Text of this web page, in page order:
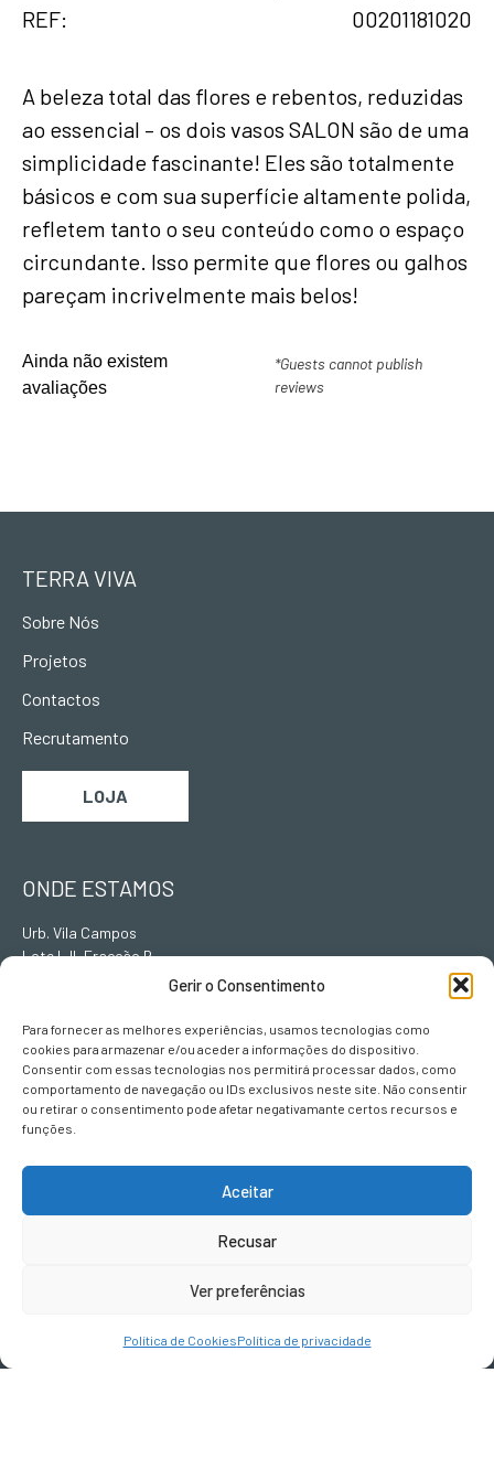
Gerir o Consentimento
Para fornecer as melhores experiências, usamos tecnologias como
cookies para armazenar e/ou aceder a informações do dispositivo.
Consentir com essas tecnologias nos permitirá processar dados, como
comportamento de navegação ou IDs exclusivos neste site. Não consentir
ou retirar o consentimento pode afetar negativamante certos recursos e
funções.
Aceitar
Recusar
Ver preferências
Política de CookiesPolítica de privacidade
REF
00201181020
A beleza total das flores e rebentos, reduzidas
ao essencial – os dois vasos SALON são de uma
simplicidade fascinante! Eles são totalmente
básicos e com sua superfície altamente polida,
refletem tanto o seu conteúdo como o espaço
circundante. Isso permite que flores ou galhos
pareçam incrivelmente mais belos!
Ainda não existem
avaliações
*Guests cannot publish
reviews
TERRA VIVA
Sobre Nós
Projetos
Contactos
Recrutamento
LOJA
ONDE ESTAMOS
Urb. Vila Campos
Lote L II, Fracção B
CONTACTOS
geral@terravivadesign.pt